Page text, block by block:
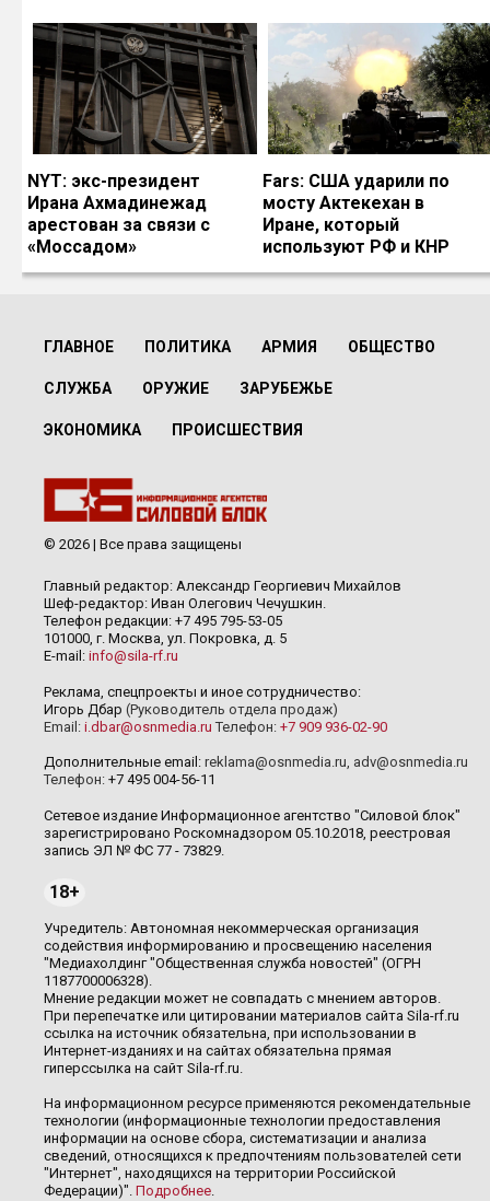
NYT: экс-президент
Ирана Ахмадинежад
арестован за связи с
«Моссадом»
Fars: США ударили по
мосту Актекехан в
Иране, который
используют РФ и КНР
ГЛАВНОЕ ПОЛИТИКА АРМИЯ ОБЩЕСТВО
СЛУЖБА ОРУЖИЕ ЗАРУБЕЖЬЕ
ЭКОНОМИКА ПРОИСШЕСТВИЯ
© 2026 | Все права защищены
Главный редактор: Александр Георгиевич Михайлов
Шеф-редактор: Иван Олегович Чечушкин.
Телефон редакции: +7 495 795-53-05
101000, г. Москва, ул. Покровка, д. 5
E-mail: info@sila-rf.ru
Реклама, спецпроекты и иное сотрудничество:
Игорь Дбар (Руководитель отдела продаж)
Email: i.dbar@osnmedia.ru Телефон: +7 909 936-02-90
Дополнительные email: reklama@osnmedia.ru, adv@osnmedia.ru
Телефон: +7 495 004-56-11
Сетевое издание Информационное агентство "Силовой блок"
зарегистрировано Роскомнадзором 05.10.2018, реестровая
запись ЭЛ № ФС 77 - 73829.
18+
Учредитель: Автономная некоммерческая организация
содействия информированию и просвещению населения
"Медиахолдинг "Общественная служба новостей" (ОГРН
1187700006328).
Мнение редакции может не совпадать с мнением авторов.
При перепечатке или цитировании материалов сайта Sila-rf.ru
ссылка на источник обязательна, при использовании в
Интернет-изданиях и на сайтах обязательна прямая
гиперссылка на сайт Sila-rf.ru.
На информационном ресурсе применяются рекомендательные
технологии (информационные технологии предоставления
информации на основе сбора, систематизации и анализа
сведений, относящихся к предпочтениям пользователей сети
"Интернет", находящихся на территории Российской
Федерации)". Подробнее.